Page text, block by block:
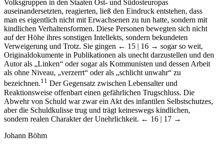
Volksgruppen in den Staaten Ost- und Südosteuropas
auseinandersetzten, reagierten, ließ den Eindruck entstehen, dass
man es eigentlich nicht mit Erwachsenen zu tun hatte, sondern mit
kindlichen Verhaltensformen. Diese Personen bewegten sich nicht
auf der Höhe ihres sonstigen Intellekts, sondern bekundeten
Verweigerung und Trotz. Sie gingen ← 15 | 16 → sogar so weit,
Originaldokumente in Publikationen als unecht darzustellen und den
Autor als „Linken“ oder sogar als Kommunisten und dessen Arbeit
als ohne Niveau, „verzerrt“ oder als „schlicht unwahr“ zu
bezeichnen.11 Der Gegensatz zwischen Lebensalter und
Reaktionsweise offenbart einen gefährlichen Trugschluss. Die
Abwehr von Schuld war zwar ein Akt des infantilen Selbstschutzes,
aber die Schuldkulisse trug und trägt keineswegs kindlichen,
sondern realen Charakter der Unehrlichkeit. ← 16 | 17 →
Johann Böhm